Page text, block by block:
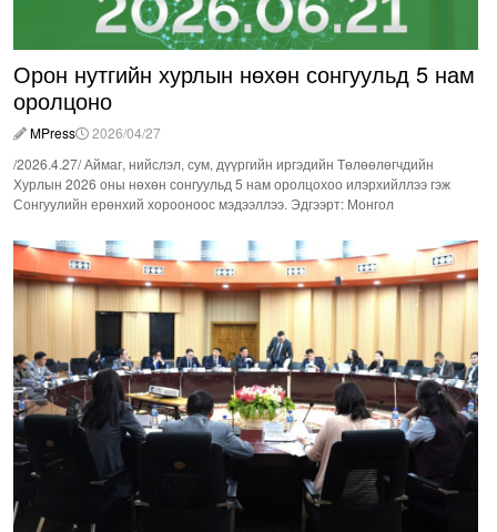
Орон нутгийн хурлын нөхөн сонгуульд 5 нам
оролцоно
MPress
2026/04/27
/2026.4.27/ Аймаг, нийслэл, сум, дүүргийн иргэдийн Төлөөлөгчдийн
Хурлын 2026 оны нөхөн сонгуульд 5 нам оролцохоо илэрхийллээ гэж
Сонгуулийн ерөнхий хорооноос мэдээллээ. Эдгээрт: Монгол